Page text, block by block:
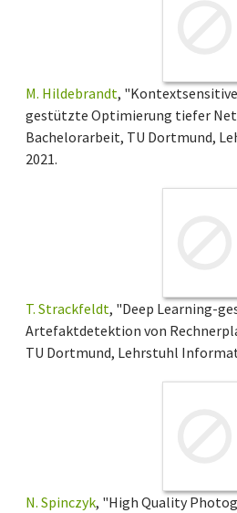
M. Hildebrandt,
gestützte Optimierung tiefer
Bachelorarbeit, TU Dortmund,
2021.
T. Strackfeldt, "Deep Learning-
Artefaktdetektion von
TU Dortmund, Lehrstuhl
N. Spinczyk, "High Quality